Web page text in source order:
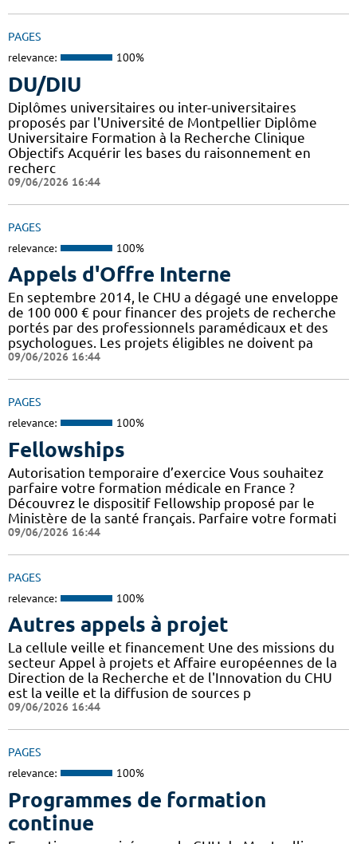
PAGES
relevance: 100%
DU/DIU
Diplômes universitaires ou inter-universitaires
proposés par l'Université de Montpellier Diplôme
Universitaire Formation à la Recherche Clinique
Objectifs Acquérir les bases du raisonnement en
recherc
09/06/2026 16:44
PAGES
relevance: 100%
Appels d'Offre Interne
En septembre 2014, le CHU a dégagé une enveloppe
de 100 000 € pour financer des projets de recherche
portés par des professionnels paramédicaux et des
psychologues. Les projets éligibles ne doivent pa
09/06/2026 16:44
PAGES
relevance: 100%
Fellowships
Autorisation temporaire d’exercice Vous souhaitez
parfaire votre formation médicale en France ?
Découvrez le dispositif Fellowship proposé par le
Ministère de la santé français. Parfaire votre formati
09/06/2026 16:44
PAGES
relevance: 100%
Autres appels à projet
La cellule veille et financement Une des missions du
secteur Appel à projets et Affaire européennes de la
Direction de la Recherche et de l'Innovation du CHU
est la veille et la diffusion de sources p
09/06/2026 16:44
PAGES
relevance: 100%
Programmes de formation
continue